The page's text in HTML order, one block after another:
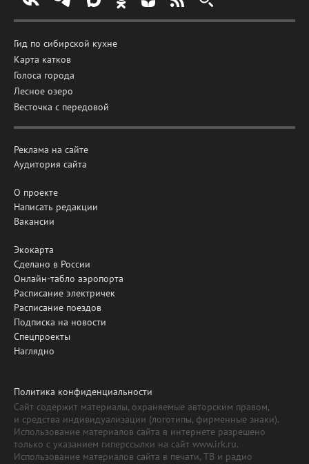
Гид по сибирской кухне
Карта катков
Голоса города
Лесное озеро
Весточка с передовой
Реклама на сайте
Аудитория сайта
О проекте
Написать редакции
Вакансии
Экокарта
Сделано в России
Онлайн-табло аэропорта
Расписание электричек
Расписание поездов
Подписка на новости
Спецпроекты
Наглядно
Политика конфиденциальности
Сайт содержит материалы, охраняемые авторским правом,
и средства индивидуализации (логотипы, фирменные знаки).
Использование материалов сайта в интернете разрешено
только с указанием гиперссылки на сайт www.irk.ru.
Использование материалов сайта в печати, ТВ и радио